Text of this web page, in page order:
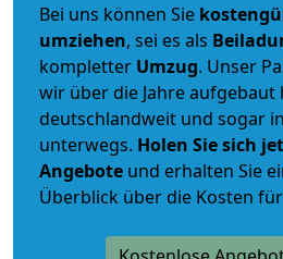
Bei uns können Sie
umziehen, sei es als
kompletter Umzug. Unser
wir über die Jahre aufgebaut
deutschlandweit und sogar
unterwegs. Holen Sie sich
Angebote und erhalten Sie
Überblick über die Kosten